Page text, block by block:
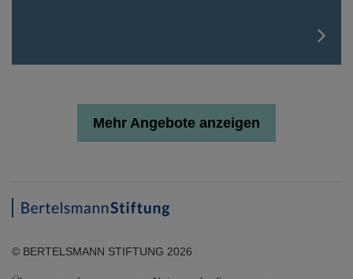
Mehr Angebote anzeigen
© BERTELSMANN STIFTUNG 2026